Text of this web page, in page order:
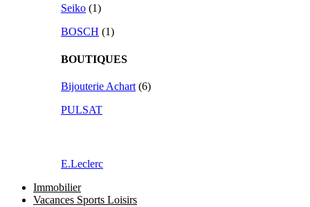
Seiko (1)
BOSCH (1)
BOUTIQUES
Bijouterie Achart (6)
PULSAT
E.Leclerc
Immobilier
Vacances Sports Loisirs